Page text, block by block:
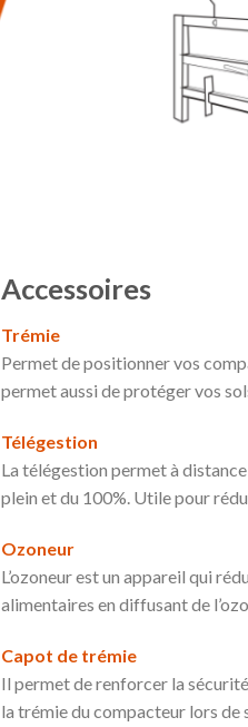
Accessoires
Trémie
Permet de positionner vos
permet aussi de protéger vos
Télégestion
La télégestion permet à
plein et du 100%. Utile pour
Ozoneur
L’ozoneur est un appareil qui
alimentaires en diffusant de
Capot de trémie
Il permet de renforcer la
la trémie du compacteur lors de